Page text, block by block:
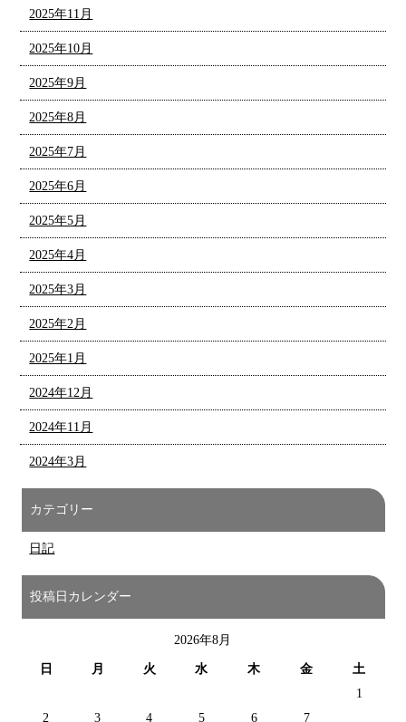
2025年11月
2025年10月
2025年9月
2025年8月
2025年7月
2025年6月
2025年5月
2025年4月
2025年3月
2025年2月
2025年1月
2024年12月
2024年11月
2024年3月
カテゴリー
日記
投稿日カレンダー
2026年8月
日 月 火 水 木 金
土
1
2
3 4 5 6 7